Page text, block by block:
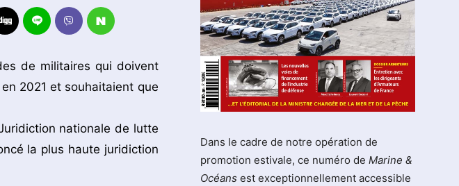
de militaires qui doivent
2021 et souhaitaient que
nationale de lutte
la plus haute juridiction
Dans le cadre de notre opération de
promotion estivale, ce numéro de Marine &
Océans est exceptionnellement accessible